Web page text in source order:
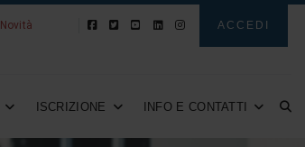
App Studenti ACCEDI
ISCRIZIONE INFO E CONTATTI